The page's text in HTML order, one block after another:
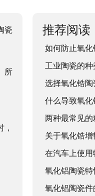
瓷
所
推荐阅读
如何防止氧化
工业陶瓷的种
选择氧化锆陶
什么导致氧化
两种最常见
关于氧化锆
在汽车上使
氧化铝陶瓷
氧化铝陶瓷件